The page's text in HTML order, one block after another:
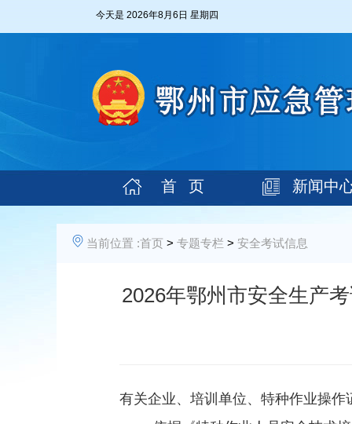
今天是 2026年8月6日 星期四
首 页 新闻中
当前位置 :首页 > 专题专栏 > 安全考试信息
2026年鄂州市安全生产
有关企业、培训单位、特种作业操作